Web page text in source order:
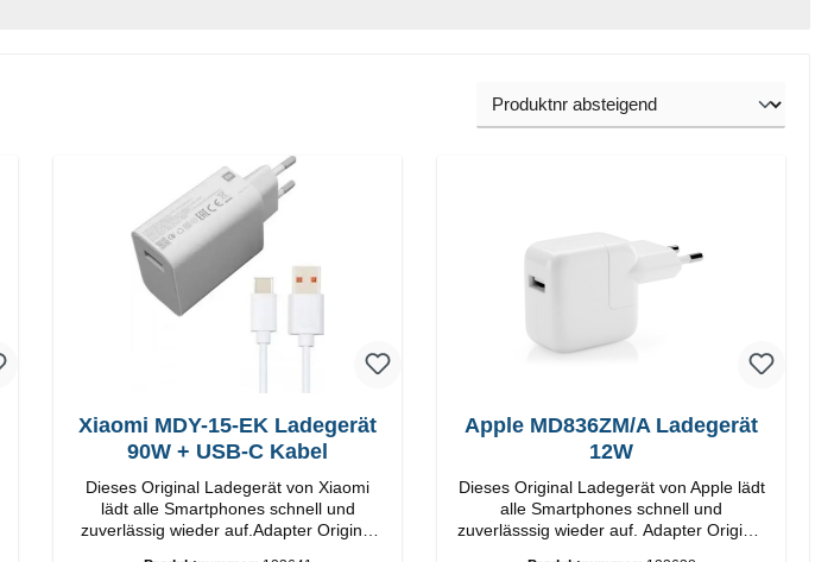
Xiaomi MDY-15-EK Ladegerät
90W + USB-C Kabel
Dieses Original Ladegerät von Xiaomi
lädt alle Smartphones schnell und
zuverlässig wieder auf.Adapter Original
Apple MD836ZM/A Ladegerät
12W
Dieses Original Ladegerät von Apple lädt
alle Smartphones schnell und
zuverlässsig wieder auf. Adapter Original